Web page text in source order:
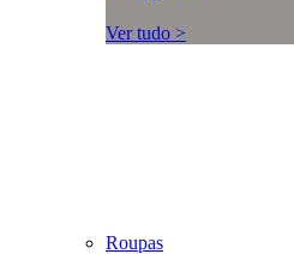
Ver tudo >
Roupas